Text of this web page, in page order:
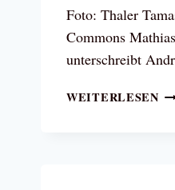
Foto: Thaler
Commons
unterschreibt
WEITERLESEN